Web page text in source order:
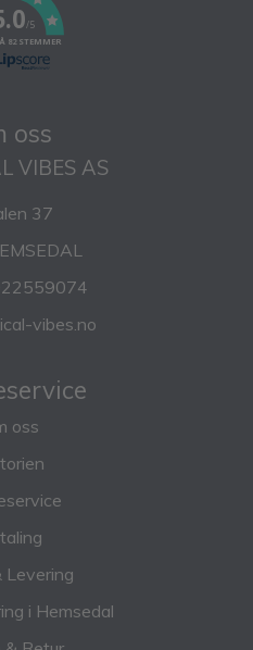
/5
82 STEMMER
oss
VIBES AS
37
vibes.no
oss
Levering
i Hemsedal